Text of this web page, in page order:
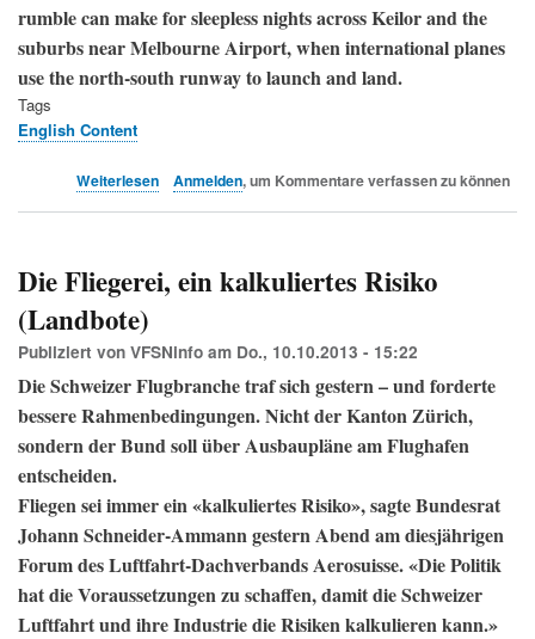
rumble can make for sleepless nights across Keilor and the
suburbs near Melbourne Airport, when international planes
use the north-south runway to launch and land.
Tags
English Content
Weiterlesenüber
High
disease
living
close
to
airports
(The
Anmelden, um Kommentare verfassen zu können
Die Fliegerei, ein kalkuliertes Risiko
(Landbote)
Publiziert von VFSNinfo am Do., 10.10.2013 - 15:22
Die Schweizer Flugbranche traf sich gestern – und forderte
bessere Rahmenbedingungen. Nicht der Kanton Zürich,
sondern der Bund soll über Ausbaupläne am Flughafen
entscheiden.
Fliegen sei immer ein «kalkuliertes Risiko», sagte Bundesrat
Johann Schneider-Ammann gestern Abend am diesjährigen
Forum des Luftfahrt-Dachverbands Aerosuisse. «Die Politik
hat die Voraussetzungen zu schaffen, damit die Schweizer
Luftfahrt und ihre Industrie die Risiken kalkulieren kann.»